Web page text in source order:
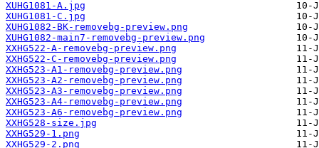
XUHG1081-A.jpg
XUHG1081-C.jpg
XUHG1082-BK-removebg-preview.png
XUHG1082-main7-removebg-preview.png
XXHG522-A-removebg-preview.png
XXHG522-C-removebg-preview.png
XXHG523-A1-removebg-preview.png
XXHG523-A2-removebg-preview.png
XXHG523-A3-removebg-preview.png
XXHG523-A4-removebg-preview.png
XXHG523-A6-removebg-preview.png
XXHG528-size.jpg
XXHG529-1.png
XXHG529-2.png